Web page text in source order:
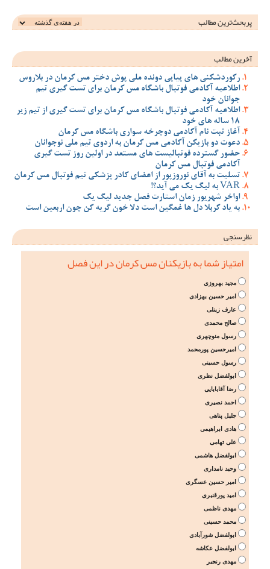
پربحث‌ترین‌ مطالب
آخرین مطالب
رکوردشکنی های پیاپی دونده ملی پوش دختر مس کرمان در بلاروس
اطلاعیه آکادمی فوتبال باشگاه مس کرمان برای تست گیری تیم
جوانان خود
اطلاعیه آکادمی فوتبال باشگاه مس کرمان برای تست گیری از تیم زیر
18 ساله های خود
آغاز ثبت نام آکادمی دوچرخه سواری باشگاه مس کرمان
دعوت دو بازیکن آکادمی مس کرمان به اردوی تیم ملی نوجوانان
حضور گسترده فوتبالیست های مستعد در اولین روز تست گیری
آکادمی فوتبال مس کرمان
تسلیت به آقای نوروزپور از اعضای کادر پزشکی تیم فوتبال مس کرمان
VAR به لیگ یک می آید؟!
اواخر شهریور زمان استارت فصل جدید لیگ یک
به یاد کربلا دل ها غمگین است دلا خون گریه کن چون اربعین است
نظرسنجی
امتیاز شما به بازیکنان مس کرمان در این فصل
مجید بهروزی
امیر حسین بهزادی
عارف زینلی
صالح محمدی
رسول منوچهری
امیرحسین پورمحمد
رسول حسینی
ابولفضل نظری
رضا آقابابایی
احمد نصیری
جلیل پناهی
هادی ابراهیمی
علی تهامی
ابولفضل هاشمی
وحید نامداری
امیر حسین عسگری
امید پورقنبری
مهدی ناظمی
محمد حسینی
ابولفضل شورآبادی
ابولفضل عکاشه
مهدی رنجبر